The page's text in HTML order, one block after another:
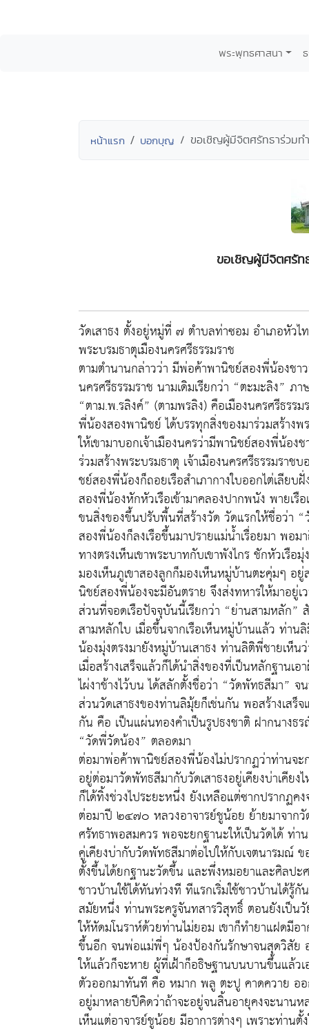
พระพุทธศาสนา
หน้าแรก บอกบุญ ขอเชิญผู้มีจิตศรัทธาร่วมท
ขอเชิญผู้มีจิตศรัท
วัดเสาธง ตั้งอยู่หมู่ที่ ๗ ตำบลท่าซอม อำเภอหัว
พระบรมธาตุเมืองนครศรีธรรมราช
ตามตำนานกล่าวว่า มีพ่อค้าพานิชย์สองพี่น้องชาว
นครศรีธรรมราช นามเดิมเรียกว่า “ตะมะลิง” ภ
“ตาม.พ.รลิงค์” (ตามพรลิง) คือเมืองนครศรีธรรม
พี่น้องสองพานิชย์ ได้บรรทุกสิ่งของมาร่วมสร้างพ
ให้เขามาบอกเจ้าเมืองนครว่ามีพานิชย์สองพี่น้อ
ร่วมสร้างพระบรมธาตุ เจ้าเมืองนครศรีธรรมราช
ชย์สองพี่น้องก็ถอยเรือสำเภากางใบออกไต่เลีย
สองพี่น้องหักหัวเรือเข้ามาคลองปากพนัง พายเ
ขนสิ่งของขึ้นปรับพื้นที่สร้างวัด วัดแรกให้ชื่อว่า
สองพี่น้องก็ลงเรือขึ้นมาปรายแม่น้ำเรื่อยมา พอม
ทางตรงเห็นเขาพระบาทกับเขาพังไกร ชักหัวเรื
มองเห็นภูเขาสองลูกก็มองเห็นหมู่บ้านตะคุ่มๆ อ
นิชย์สองพี่น้องจะมีอันตราย จึงส่งทหารให้มาอ
ส่วนที่จอดเรือปัจจุบันนี้เรียกว่า “ย่านสามหลัก”
สามหลักใบ เมื่อขึ้นจากเรือเห็นหมู่บ้านแล้ว ท่า
น้องมุ่งตรงมายังหมู่บ้านเสาธง ท่านลิติพี่ชายเห็
เมื่อสร้างเสร็จแล้วก็ได้นำสิ่งของที่เป็นหลักฐาน
ไผ่งาช้างไว้บน ได้สลักตั้งชื่อว่า “วัดพัทธสีมา” จ
ส่วนวัดเสาธงของท่านลิมุ้ยก็เช่นกัน พอสร้างเสร็
กัน คือ เป็นแผ่นทองคำเป็นรูปธงชาติ ฝากนางธร
“วัดพี่วัดน้อง” ตลอดมา
ต่อมาพ่อค้าพานิชย์สองพี่น้องไม่ปรากฏว่าท่านจะ
อยู่ต่อมาวัดพัทธสีมากับวัดเสาธงอยู่เคียงบ่าเคีย
ก็ได้ทิ้งช่วงไประยะหนึ่ง ยังเหลือแต่ซากปรากฏค
ต่อมาปี ๒๔๗๐ หลวงอาจารย์ชูน้อย ย้ายมาจากวั
ศรัทธาพอสมควร พอจะยกฐานะให้เป็นวัดได้ ท่า
คู่เคียงบ่ากับวัดพัทธสีมาต่อไปให้กับเจตนารมณ์
ตั้งขึ้นได้ยกฐานะวัดขึ้น และพึ่งหมอยาและศิลปะ
ชาวบ้านใช้ได้ทันท่วงที ทีแรกเริ่มใช้ชาวบ้านได้รู้กั
สมัยหนึ่ง ท่านพระครูจันทสารวิสุทธิ์ ตอนยังเป็นวั
ให้หัดมโนราห์ด้วยท่านไม่ยอม เขาก็ทำยาแฝดมีอ
ขึ้นอีก จนพ่อแม่พี่ๆ น้องป้องกันรักษาจนสุดวิสัย อ
ให้แล้วก็จะหาย ผู้ที่เฝ้าก็อธิษฐานบนบานขึ้นแล้ว
ตัวออกมาทันที คือ หมาก พลู ตะปู คาดควาย ออ
อยู่มาหลายปีคิดว่าถ้าจะอยู่จนสิ้นอายุคงจะนานห
เห็นแต่อาจารย์ชูน้อย มีอาการต่างๆ เพราะท่าน